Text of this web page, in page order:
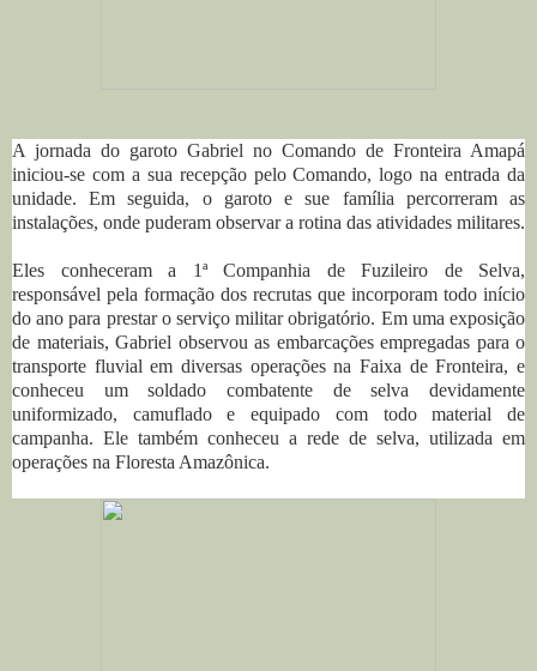
A jornada do garoto Gabriel no Comando de Fronteira Amapá
iniciou-se com a sua recepção pelo Comando, logo na entrada da
unidade. Em seguida, o garoto e sue família percorreram as
instalações, onde puderam observar a rotina das atividades militares.
Eles conheceram a 1ª Companhia de Fuzileiro de Selva,
responsável pela formação dos recrutas que incorporam todo início
do ano para prestar o serviço militar obrigatório. Em uma exposição
de materiais, Gabriel observou as embarcações empregadas para o
transporte fluvial em diversas operações na Faixa de Fronteira, e
conheceu um soldado combatente de selva devidamente
uniformizado, camuflado e equipado com todo material de
campanha. Ele também conheceu a rede de selva, utilizada em
operações na Floresta Amazônica.